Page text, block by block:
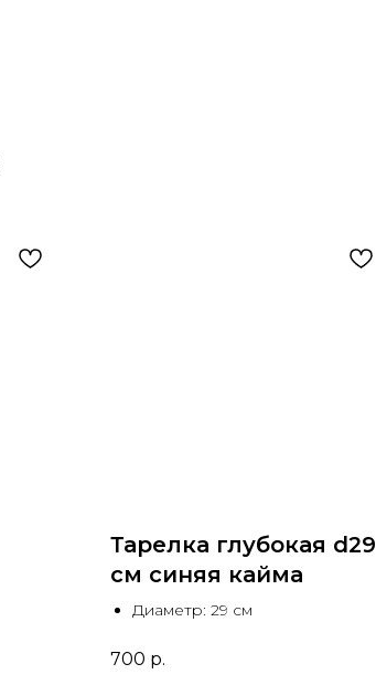
Тарелка глубокая d29
см синяя кайма
Диаметр: 29 см
700 р.